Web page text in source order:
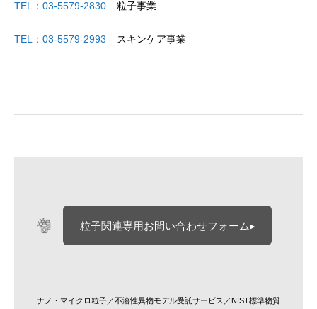
TEL：03-5579-2830 粒子事業
TEL：03-5579-2993 スキンケア事業
粒子関連専用お問い合わせフォーム▸
ナノ・マイクロ粒子／不溶性異物モデル受託サービス／NIST標準物質